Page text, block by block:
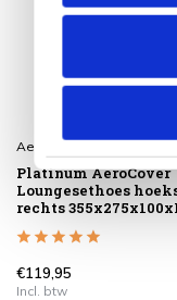
Aerocover
Platinum AeroCover
Loungesethoes
rechts
€119,95
Incl. btw